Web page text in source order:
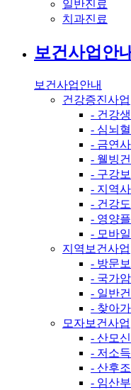
일반진료
치과진료
보건사업안
보건사업안내
건강증진사업
- 건강
- 심뇌
- 금연
- 웰빙
- 구강
- 지역
- 건강도
- 영양
- 모바
지역보건사업
- 방문
- 국가
- 일반
- 찾아
모자보건사업
- 산모
- 저소
- 산후
- 임산